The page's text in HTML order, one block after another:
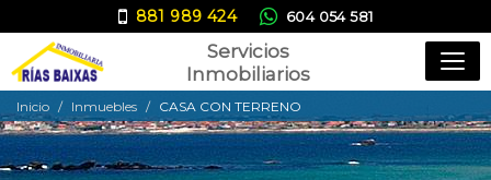
881 989 424 604 054 581
ana@inmobiliariariasbaixas.com
Servicios
Inmobiliarios
Inicio Inmuebles CASA CON TERRENO